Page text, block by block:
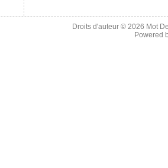
Droits d'auteur © 2026 Mot
Powered